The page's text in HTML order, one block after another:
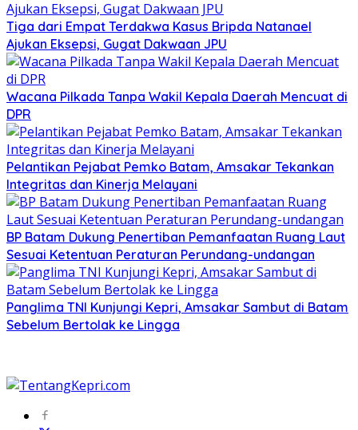
Tiga dari Empat Terdakwa Kasus Bripda Natanael
Ajukan Eksepsi, Gugat Dakwaan JPU
Wacana Pilkada Tanpa Wakil Kepala Daerah Mencuat di
DPR
Pelantikan Pejabat Pemko Batam, Amsakar Tekankan
Integritas dan Kinerja Melayani
BP Batam Dukung Penertiban Pemanfaatan Ruang Laut
Sesuai Ketentuan Peraturan Perundang-undangan
Panglima TNI Kunjungi Kepri, Amsakar Sambut di Batam
Sebelum Bertolak ke Lingga